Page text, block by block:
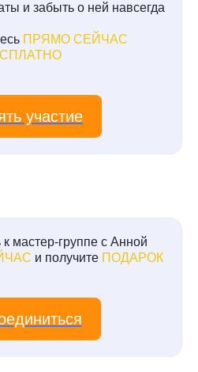
и забыть о ней навсегда
ПРЯМО СЕЙЧАС
участие
мастер-группе с Анной
и получите ПОДАРОК